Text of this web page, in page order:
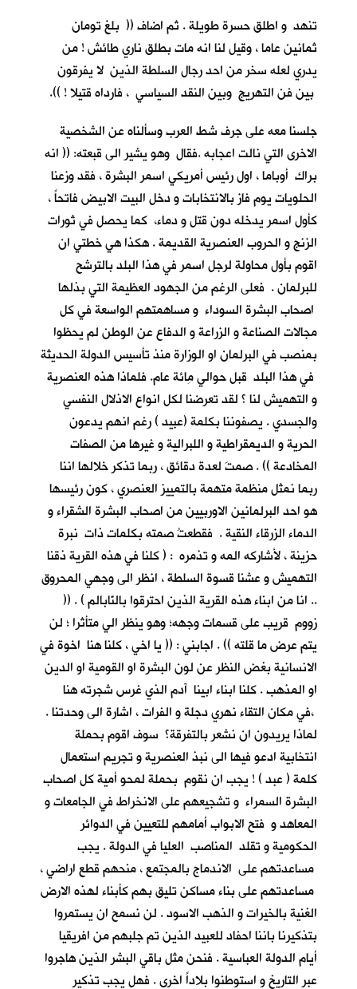
تنهد و اطلق حسرة طويلة . ثم اضاف (( بلغ تومان
ثمانين عاما ، وقيل لنا انه مات بطلق ناري طائش ! من
يدري لعله سخر من احد رجال السلطة الذين لا يفرقون
بين فن التهريج وبين النقد السياسي ، فارداه قتيلا ! )).
جلسنا معه على جرف شط العرب وسألناه عن الشخصية
الاخرى التي نالت اعجابه .فقال وهو يشير الى قبعته: (( انه
براك أوباما ، اول رئيس أمريكي اسمر البشرة ، فقد وزعنا
الحلويات يوم فاز بالانتخابات و دخل البيت الابيض فاتحاً ،
كأول اسمر يدخله دون قتل و دماء، كما يحصل في ثورات
الزنج و الحروب العنصرية القديمة . هكذا هي خطتي ان
اقوم بأول محاولة لرجل اسمر في هذا البلد بالترشح
للبرلمان . فعلى الرغم من الجهود العظيمة التي بذلها
اصحاب البشرة السوداء و مساهمتهم الواسعة في كل
مجالات الصناعة و الزراعة و الدفاع عن الوطن لم يحظوا
بمنصب في البرلمان او الوزارة منذ تأسيس الدولة الحديثة
في هذا البلد قبل حوالي مِائة عام. فلماذا هذه العنصرية
و التهميش لنا ؟ لقد تعرضنا لكل انواع الاذلال النفسي
والجسدي . يصفوننا بكلمة (عبيد ) رغم انهم يدعون
الحرية و الديمقراطية و اللبرالية و غيرها من الصفات
المخادعة )) . صمتَ لعدة دقائق ، ربما تذكر خلالها اننا
ربما نمثل منظمة متهمة بالتمييز العنصري ، كون رئيسها
هو احد البرلمانين الاوربيين من اصحاب البشرة الشقراء و
الدماء الزرقاء النقية . فقطعتُ صمته بكلمات ذات نبرة
حزينة ، لأشاركه المه و تذمره : ( كلنا في هذه القرية ذقنا
التهميش و عشنا قسوة السلطة ، انظر الى وجهي المحروق
.. انا من ابناء هذه القرية الذين احترقوا بالنّابالم ) . ((
زووم قريب على قسمات وجهه؛ وهو ينظر الي متأثرا ؛ لن
يتم عرض ما قلته )) . اجابني : (( يا اخي ، كلنا هنا اخوة في
الانسانية بغض النظر عن لون البشرة او القومية او الدين
او المذهب . كلنا ابناء ابينا آدم الذي غرس شجرته هنا
،في مكان التقاء نهري دجلة و الفرات ، اشارة الى وحدتنا .
لماذا يريدون ان نشعر بالتفرقة؟ سوف اقوم بحملة
انتخابية ادعو فيها الى نبذ العنصرية و تجريم استعمال
كلمة ( عبد ) ! يجب ان نقوم بحملة لمحو أمية كل اصحاب
البشرة السمراء و تشجيعهم على الانخراط في الجامعات و
المعاهد و فتح الابواب أمامهم للتعيين في الدوائر
الحكومية و تقلد المناصب العليا في الدولة . يجب
مساعدتهم على الاندماج بالمجتمع ، منحهم قطع اراضي ،
مساعدتهم على بناء مساكن تليق بهم كأبناء لهذه الارض
الغنية بالخيرات و الذهب الاسود . لن نسمح ان يستمروا
بتذكيرنا باننا احفاد للعبيد الذين تم جلبهم من افريقيا
أيام الدولة العباسية . فنحن مثل باقي البشر الذين هاجروا
عبر التاريخ و استوطنوا بلاداً اخرى . فهل يجب تذكير